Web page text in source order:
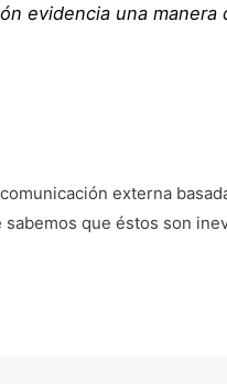
evidencia una manera
externa
que éstos son